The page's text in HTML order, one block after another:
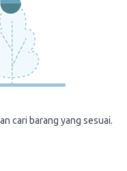
cari barang yang sesuai.